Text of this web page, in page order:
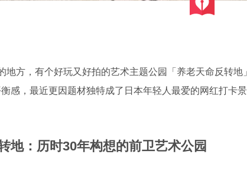
地方，有个好玩又好拍的艺术主题公园「养老天命反转
感，最近更因题材独特成了日本年轻人最爱的网红打卡景
地：历时30年构想的前卫艺术公园